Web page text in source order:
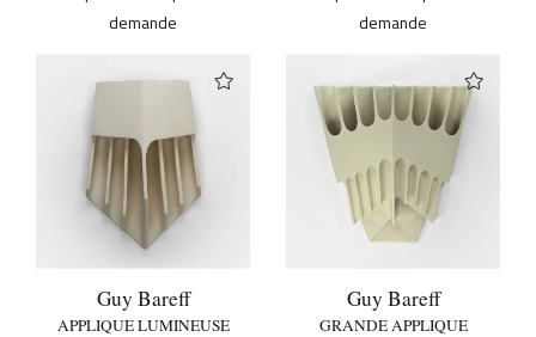
demande
demande
Guy Bareff
APPLIQUE LUMINEUSE
Guy Bareff
GRANDE APPLIQUE